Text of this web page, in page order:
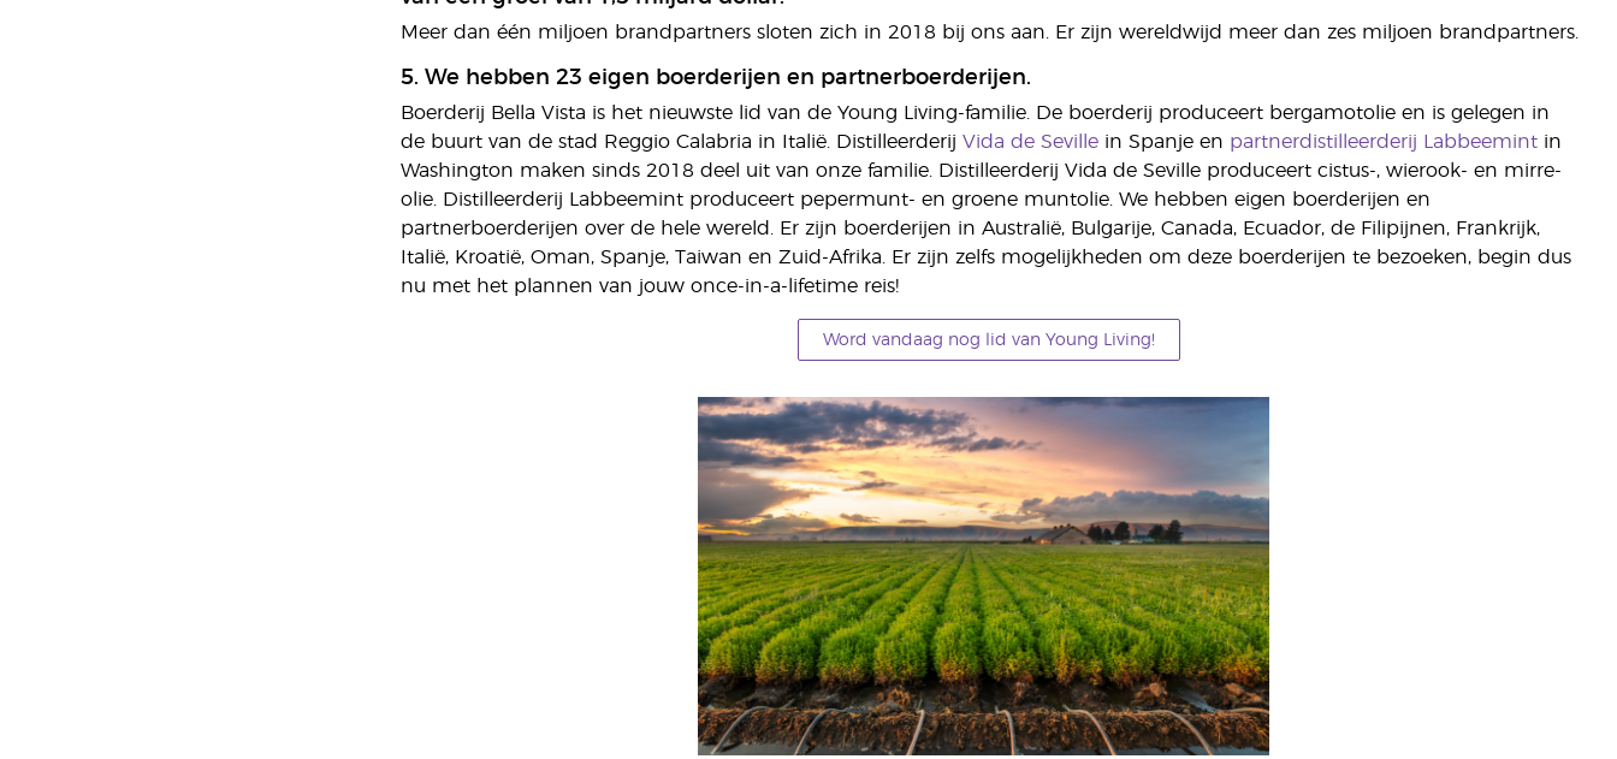
Meer dan één miljoen brandpartners sloten zich in 2018 bij ons aan. Er zijn wereldwijd meer dan zes miljoen brandpartners.
5. We hebben 23 eigen boerderijen en partnerboerderijen.
Boerderij Bella Vista is het nieuwste lid van de Young Living-familie. De boerderij produceert bergamotolie en is gelegen in
de buurt van de stad Reggio Calabria in Italië. Distilleerderij Vida de Sevillein Spanje en partnerdistilleerderij Labbeemintin
Washington maken sinds 2018 deel uit van onze familie. Distilleerderij Vida de Seville produceert cistus-, wierook- en mirre-
olie. Distilleerderij Labbeemint produceert pepermunt- en groene muntolie. We hebben eigen boerderijen en
partnerboerderijen over de hele wereld. Er zijn boerderijen in Australië, Bulgarije, Canada, Ecuador, de Filipijnen, Frankrijk,
Italië, Kroatië, Oman, Spanje, Taiwan en Zuid-Afrika. Er zijn zelfs mogelijkheden om deze boerderijen te bezoeken, begin dus
nu met het plannen van jouw once-in-a-lifetime reis!
Word vandaag nog lid van Young Living!